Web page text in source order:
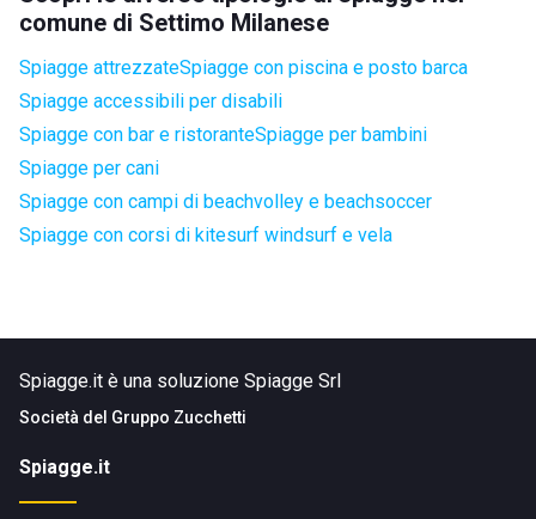
comune di Settimo Milanese
Spiagge attrezzateSpiagge con piscina e posto barca
Spiagge accessibili per disabili
Spiagge con bar e ristoranteSpiagge per bambini
Spiagge per cani
Spiagge con campi di beachvolley e beachsoccer
Spiagge con corsi di kitesurf windsurf e vela
Spiagge.it è una soluzione Spiagge Srl
Società del Gruppo Zucchetti
Spiagge.it